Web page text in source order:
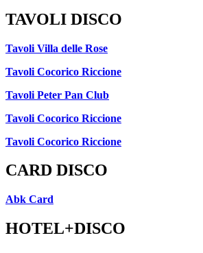
TAVOLI DISCO
Tavoli Villa delle Rose
Tavoli Cocorico Riccione
Tavoli Peter Pan Club
Tavoli Cocorico Riccione
Tavoli Cocorico Riccione
CARD DISCO
Abk Card
HOTEL+DISCO